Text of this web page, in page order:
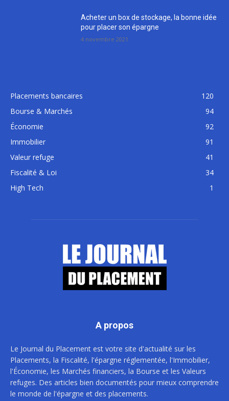
Acheter un box de stockage, la bonne idée
pour placer son épargne
4 novembre 2021
Placements bancaires
120
Bourse & Marchés
94
Économie
92
Immobilier
91
Valeur refuge
41
Fiscalité & Loi
34
High Tech
1
A propos
Le Journal du Placement est votre site d'actualité sur les
Placements, la Fiscalité, l'épargne réglementée, l'Immobilier,
l'Économie, les Marchés financiers, la Bourse et les Valeurs
refuges. Des articles bien documentés pour mieux comprendre
le monde de l'épargne et des placements.